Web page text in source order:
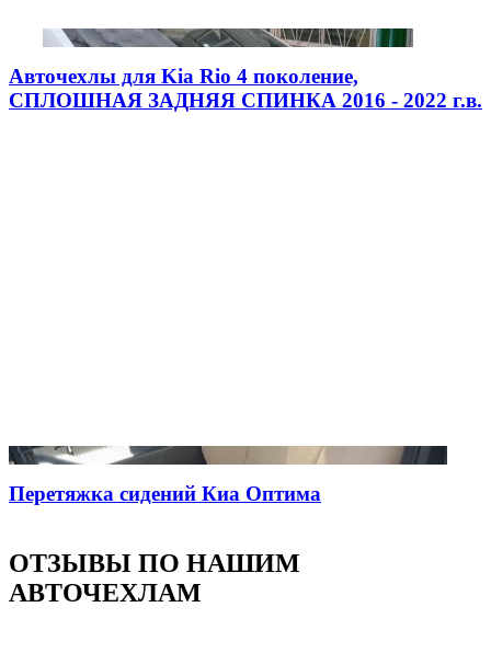
Авточехлы для Kia Rio 4 поколение,
СПЛОШНАЯ ЗАДНЯЯ СПИНКА 2016 - 2022 г.в.
Перетяжка сидений Киа Оптима
ОТЗЫВЫ ПО НАШИМ
АВТОЧЕХЛАМ